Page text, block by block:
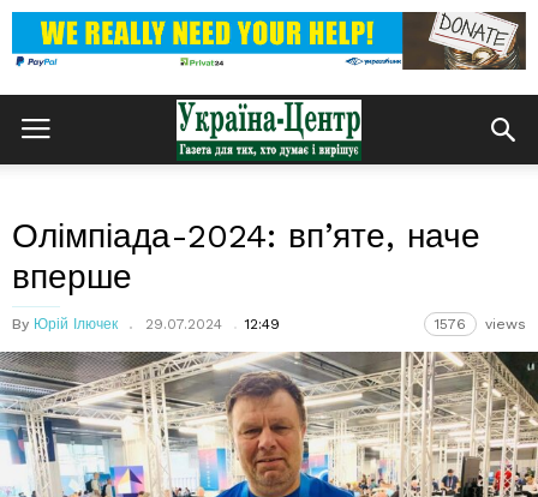
Олімпіада-2024: вп’яте, наче
вперше
By Юрій Ілючек 29.07.2024 12:49 1576 views